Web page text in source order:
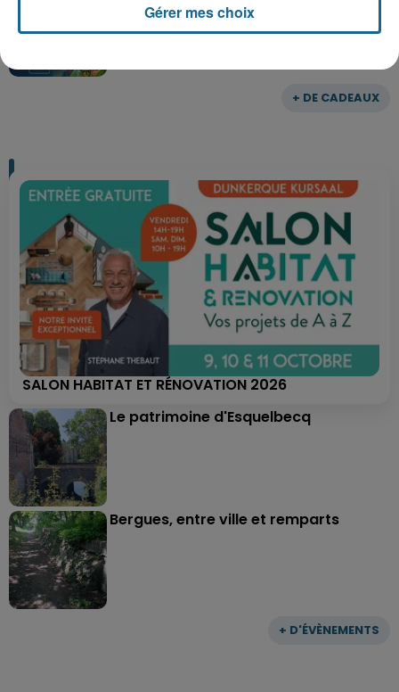
+ DE CADEAUX
+ D'ÉVÈNEMENTS
SALON HABITAT ET RÉNOVATION 2026
Le patrimoine d'Esquelbecq
Bergues, entre ville et remparts
Gérer mes choix